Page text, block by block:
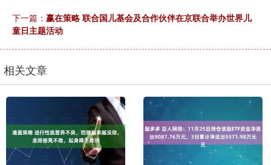
下一篇： 赢在策略 联合国儿基会及合作伙伴在京联合举办世界儿
童日主题活动
相关文章